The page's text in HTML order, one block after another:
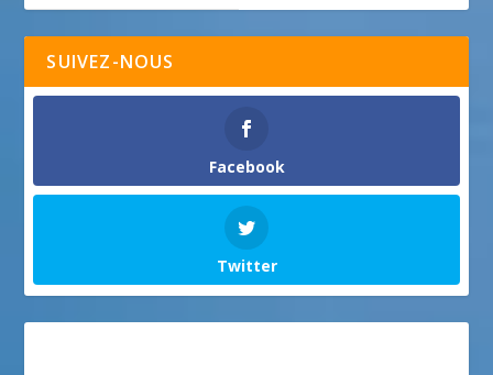
SUIVEZ-NOUS
Facebook
Twitter